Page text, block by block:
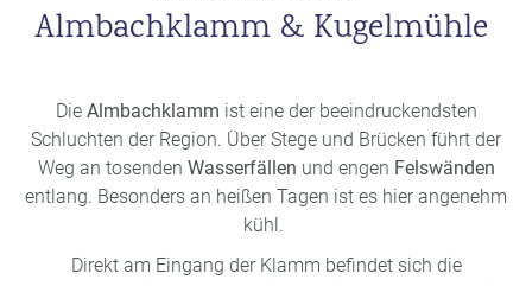
Almbachklamm & Kugelmühle
Die Almbachklamm ist eine der beeindruckendsten
Schluchten der Region. Über Stege und Brücken führt der
Weg an tosenden Wasserfällen und engen Felswänden
entlang. Besonders an heißen Tagen ist es hier angenehm
kühl.
Direkt am Eingang der Klamm befindet sich die